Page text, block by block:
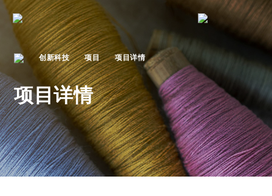
创新科技 项目 项目详情
项目详情